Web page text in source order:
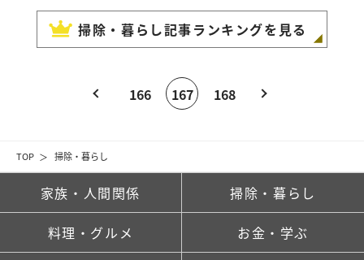
TOP 掃除・暮らし
掃除・暮らし記事ランキングを見る
166 167 168
家族・人間関係 掃除・暮らし
料理・グルメ お金・学ぶ